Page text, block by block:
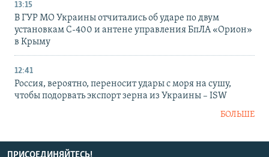
13:15
В ГУР МО Украины отчитались об ударе по двум
установкам С-400 и антене управления БпЛА «Орион»
в Крыму
12:41
Россия, вероятно, переносит удары с моря на сушу,
чтобы подорвать экспорт зерна из Украины – ISW
БОЛЬШЕ